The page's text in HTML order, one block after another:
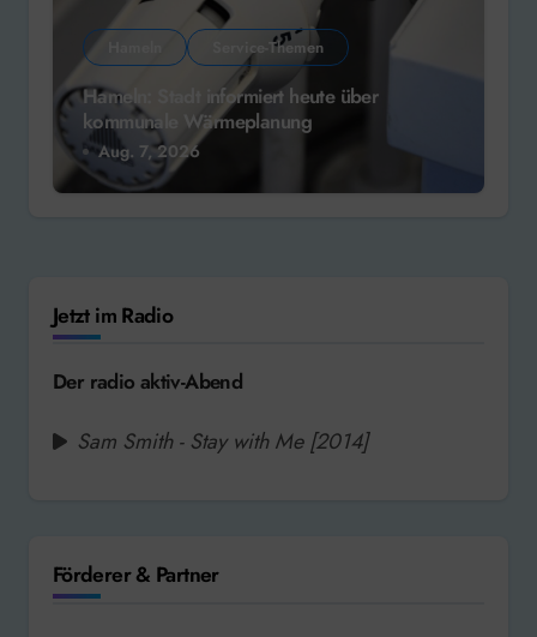
Service-Themen
Hameln: Stadt informiert heute über
kommunale Wärmeplanung
Aug. 7, 2026
Jetzt im Radio
Der radio aktiv-Abend
Sam Smith - Stay with Me [2014]
Förderer & Partner